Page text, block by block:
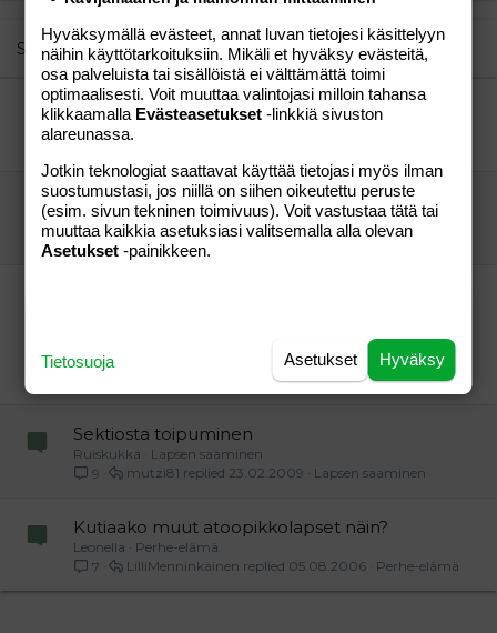
22
26
Times New Roman
Trebuchet MS
Verdana
Similar threads
Rintatulehdus
Alisa84
Alapään tikkien sulamisesta
Minnie.
Aihe vapaa
3
Aihe vapaa
03.07.2015
vierailijaxyz
"vieras"
Aihe vapaa
05.10.2013
Sektiosta toipuminen
Ruiskukka
Lapsen saaminen
9
Lapsen saaminen
23.02.2009
mutzi81
Kutiaako muut atoopikkolapset näin?
Leonella
Perhe-elämä
7
Perhe-elämä
05.08.2006
LilliMenninkäinen
Hyväksymällä evästeet, annat luvan tietojesi käsittelyyn
näihin käyttötarkoituksiin. Mikäli et hyväksy evästeitä,
osa palveluista tai sisällöistä ei välttämättä toimi
optimaalisesti. Voit muuttaa valintojasi milloin tahansa
klikkaamalla Evästeasetukset -linkkiä sivuston
alareunassa.
Jotkin teknologiat saattavat käyttää tietojasi myös ilman
suostumustasi, jos niillä on siihen oikeutettu peruste
(esim. sivun tekninen toimivuus). Voit vastustaa tätä tai
muuttaa kaikkia asetuksiasi valitsemalla alla olevan
Asetukset -painikkeen.
Hyväksy
Asetukset
Tietosuoja